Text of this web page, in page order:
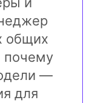
общих
почему
—
для